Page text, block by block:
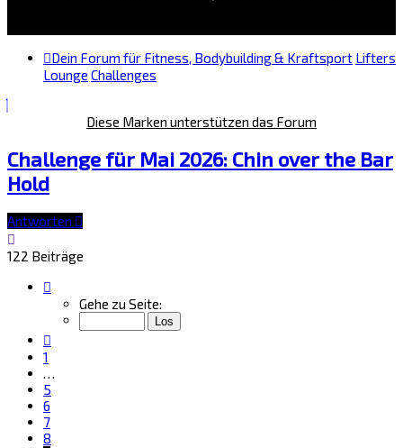
Dein Forum für Fitness, Bodybuilding & Kraftsport Lifters
Lounge Challenges
Diese Marken unterstützen das Forum
Challenge für Mai 2026: Chin over the Bar
Hold
Antworten
122 Beiträge
von
Gehe zu Seite:
1
…
5
6
7
8